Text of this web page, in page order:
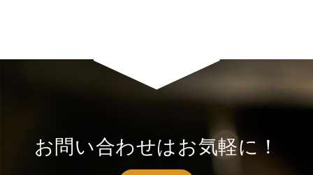
お問い合わせはお気軽に！